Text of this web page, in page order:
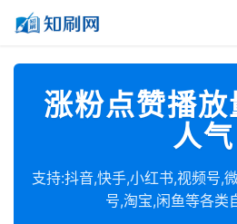
涨粉点赞播放
人气
支持:抖音,快手,小红书,视频号,
号,淘宝,闲鱼等各类